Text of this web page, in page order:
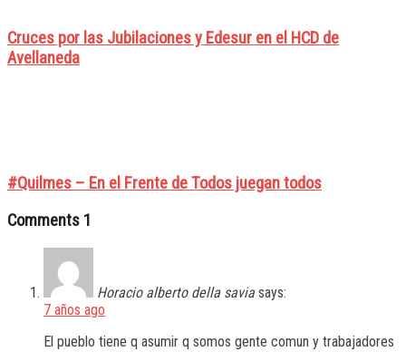
Cruces por las Jubilaciones y Edesur en el HCD de
Avellaneda
#Quilmes – En el Frente de Todos juegan todos
Comments 1
Horacio alberto della savia says:
7 años ago
El pueblo tiene q asumir q somos gente comun y trabajadores